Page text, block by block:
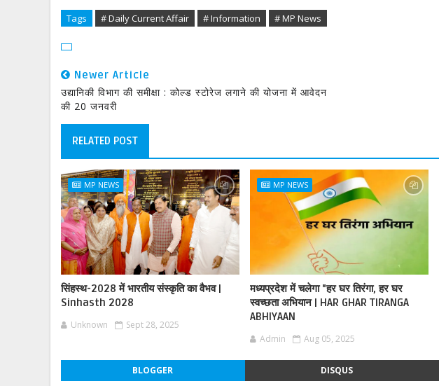
Tags # Daily Current Affair # Information # MP News
Newer Article
उद्यानिकी विभाग की समीक्षा : कोल्ड स्टोरेज लगाने की योजना में आवेदन
की 20 जनवरी
RELATED POST
MP NEWS
सिंहस्थ-2028 में भारतीय संस्कृति का वैभव |
Sinhasth 2028
Unknown Sept 28, 2025
MP NEWS
मध्यप्रदेश में चलेगा "हर घर तिरंगा, हर घर
स्वच्छता अभियान | HAR GHAR TIRANGA
ABHIYAAN
Admin Aug 05, 2025
BLOGGER DISQUS